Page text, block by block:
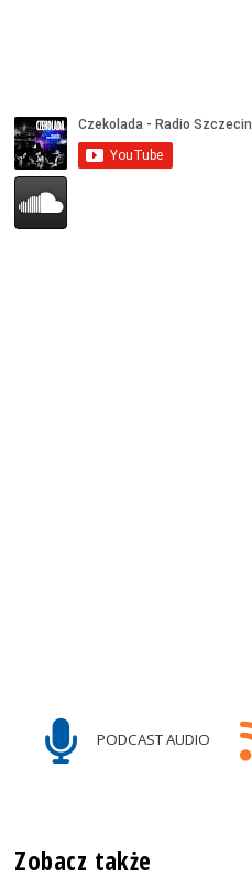
PODCAST AUDIO
Zobacz także